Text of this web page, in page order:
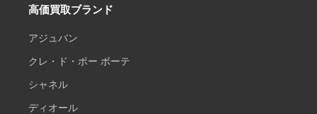
高価買取ブランド
アジュバン
クレ・ド・ポー ボーテ
シャネル
ディオール